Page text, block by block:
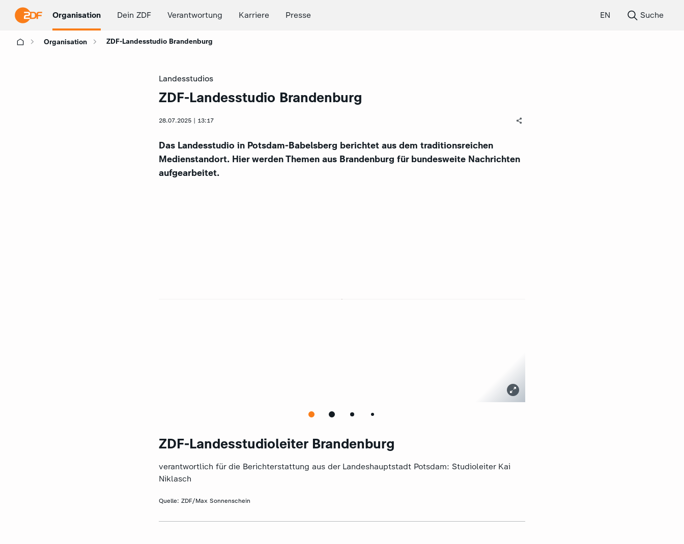
Organisation Dein ZDF Verantwortung Karriere Presse EN Suche
Organisation ZDF-Landesstudio Brandenburg
Landesstudios
:
ZDF-Landesstudio Brandenburg
28.07.2025 | 13:17
Das Landesstudio in Potsdam-Babelsberg berichtet aus dem traditionsreichen
Medienstandort. Hier werden Themen aus Brandenburg für bundesweite Nachrichten
aufgearbeitet.
ZDF-Landesstudioleiter Brandenburg
verantwortlich für die Berichterstattung aus der Landeshauptstadt Potsdam: Studioleiter Kai
Niklasch
Quelle: ZDF/Max Sonnenschein